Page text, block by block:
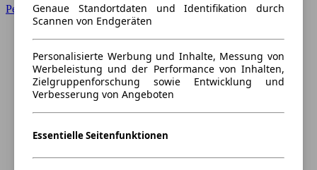
PeugeotGenaue Standortdaten und Identifikation durch
Scannen von Endgeräten
Personalisierte Werbung und Inhalte, Messung von
Werbeleistung und der Performance von Inhalten,
Zielgruppenforschung sowie Entwicklung und
Verbesserung von Angeboten
Essentielle Seitenfunktionen